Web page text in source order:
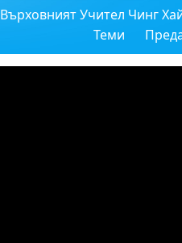
Върховният Учител Чинг
Теми